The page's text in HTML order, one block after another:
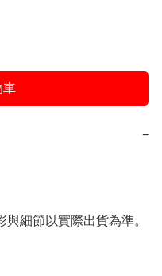
車
−
細節以實際出貨為準。